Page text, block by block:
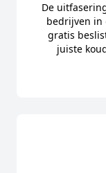
De
bedrijven in
gratis
juiste